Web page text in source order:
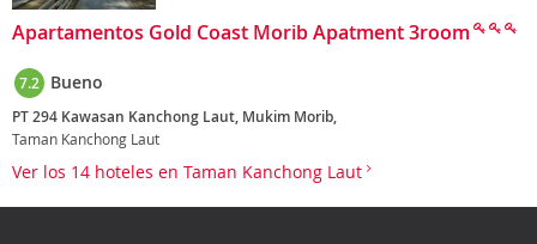
Apartamentos Gold Coast Morib Apatment 3room
7.2 Bueno
PT 294 Kawasan Kanchong Laut, Mukim Morib,
Taman Kanchong Laut
Ver los 14 hoteles en Taman Kanchong Laut